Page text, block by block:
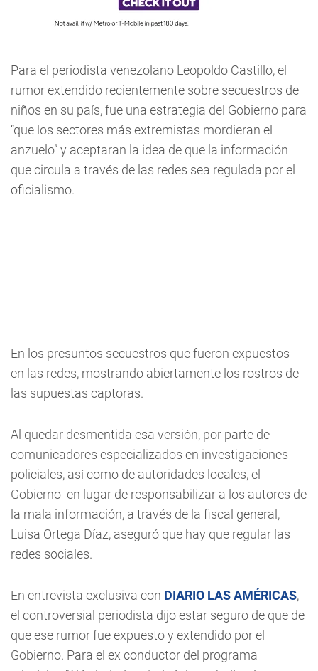
Para el periodista venezolano Leopoldo Castillo, el
rumor extendido recientemente sobre secuestros de
niños en su país, fue una estrategia del Gobierno para
“que los sectores más extremistas mordieran el
anzuelo” y aceptaran la idea de que la información
que circula a través de las redes sea regulada por el
oficialismo.
En los presuntos secuestros que fueron expuestos
en las redes, mostrando abiertamente los rostros de
las supuestas captoras.
Al quedar desmentida esa versión, por parte de
comunicadores especializados en investigaciones
policiales, así como de autoridades locales, el
Gobierno en lugar de responsabilizar a los autores de
la mala información, a través de la fiscal general,
Luisa Ortega Díaz, aseguró que hay que regular las
redes sociales.
En entrevista exclusiva con DIARIO LAS AMÉRICAS,
el controversial periodista dijo estar seguro de que de
que ese rumor fue expuesto y extendido por el
Gobierno. Para el ex conductor del programa